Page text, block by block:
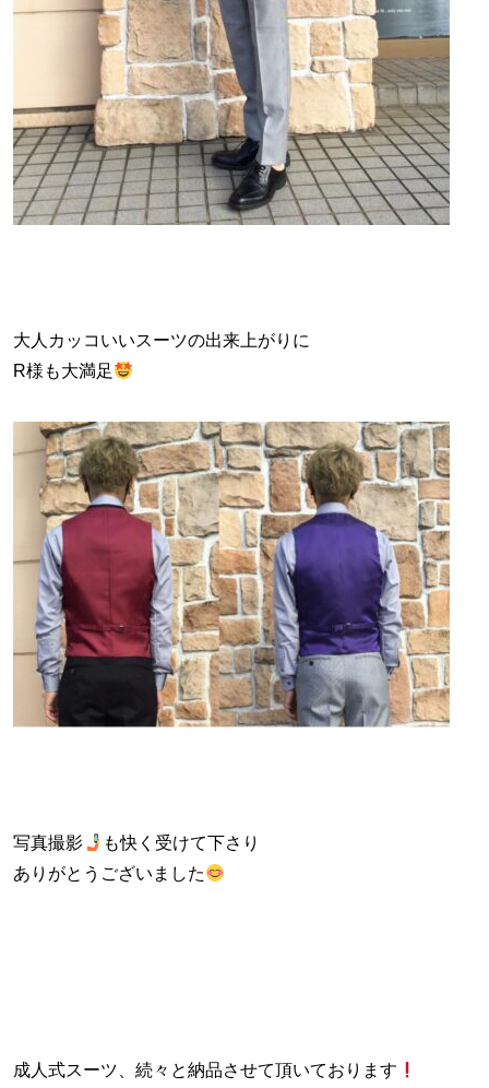
大人カッコいいスーツの出来上がりに
R様も大満足
写真撮影
も快く受けて下さり
ありがとうございました
成人式スーツ、続々と納品させて頂いております